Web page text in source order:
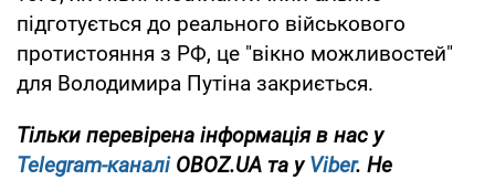
підготується до реального військового
протистояння з РФ, це "вікно можливостей"
для Володимира Путіна закриється.
Тільки перевірена інформація в нас у
Telegram-каналіOBOZ.UA та уViber. Не